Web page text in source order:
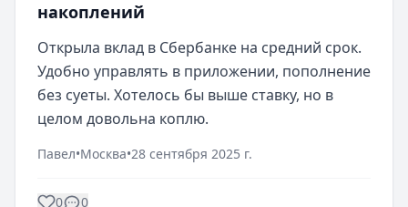
накоплений
Открыла вклад в Сбербанке на средний срок.
Удобно управлять в приложении, пополнение
без суеты. Хотелось бы выше ставку, но в
целом довольна коплю.
Павел•Москва•28 сентября 2025 г.
0 0